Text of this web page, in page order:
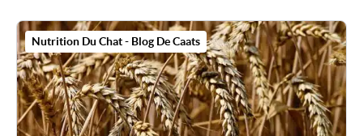
Nutrition Du Chat - Blog De Caats